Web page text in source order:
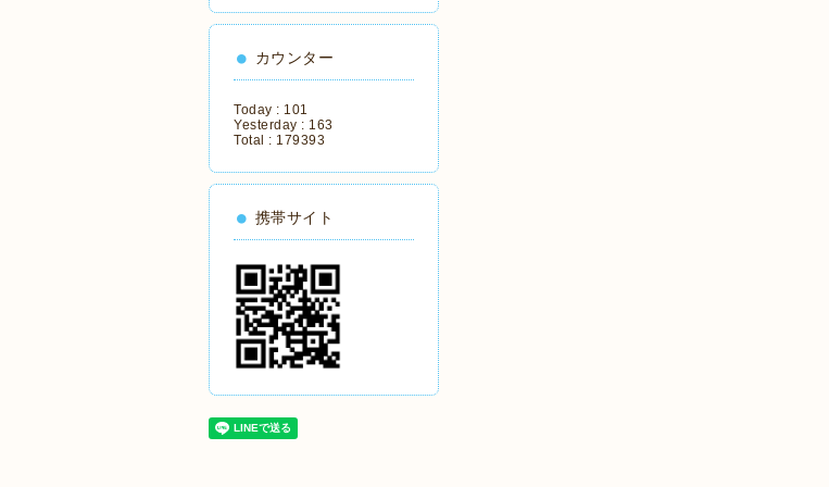
カウンター
Today : 101
Yesterday : 163
Total : 179393
携帯サイト